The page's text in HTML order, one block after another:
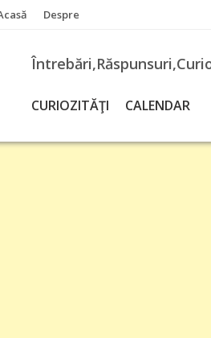
Despre
CURIOZITĂŢI CALENDAR